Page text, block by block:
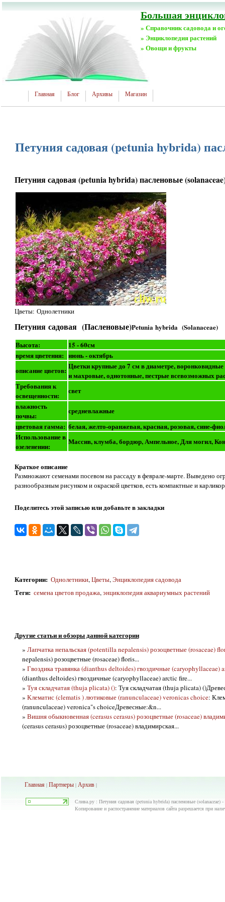
Большая
» Справочник садовода и
» Энциклопедия растений
» Овощи и фрукты
Главная Блог Архивы Магазин
Петуния садовая (petunia hybrida)
Петуния садовая (petunia hybrida) пасленовые
Цветы: Однолетники
Петуния садовая (Пасленовые)Petunia hybrida (Solanaceae)
Высота:
15 - 60см
время цветения: июнь - октябрь
описание цветов: Цветки крупные до 7 см в диаметре,
и махровые, однотонные, пестрые всевозможных
Требования к
освещенности:
свет
влажность
почвы:
средневлажные
цветовая гамма: белая, желто-оранжевая, красная, розовая, сине-
Использование в
озеленении:
Массив, клумба, бордюр, Ампельное, Для могил,
Краткое описание
Размножают семенами посевом на рассаду в феврале-марте. Выведено
разнообразным рисунком и окраской цветков, есть компактные и
Поделитесь этой записью или добавьте в закладки
Категории: Однолетники,Цветы,Энциклопедия садовода
Теги: семена цветов продажа,энциклопедия аквариумных растений
Другие статьи и обзоры данной категории
» Лапчатка непальская (potentilla nepalensis) розоцветные (rosaceae)
nepalensis) розоцветные (rosaceae) floris...
» Гвоздика травянка (dianthus deltoides) гвоздичные (caryophyllaceae)
(dianthus deltoides) гвоздичные (caryophyllaceae) arctic fire...
» Туя складчатая (thuja plicata) (): Туя складчатая (thuja plicata)
» Клематис (clematis ) лютиковые (ranunculaceae) veronicas choice:
(ranunculaceae) veronica"s choiceДревесные:&n...
» Вишня обыкновенная (cerasus cerasus) розоцветные (rosaceae)
(cerasus cerasus) розоцветные (rosaceae) владимирская...
Главная| Партнеры| Архив|
Слива.ру : Петуния садовая (petunia hybrida) пасленовые (solanaceae)
Копирование и распостранение материалов сайта разрешается при